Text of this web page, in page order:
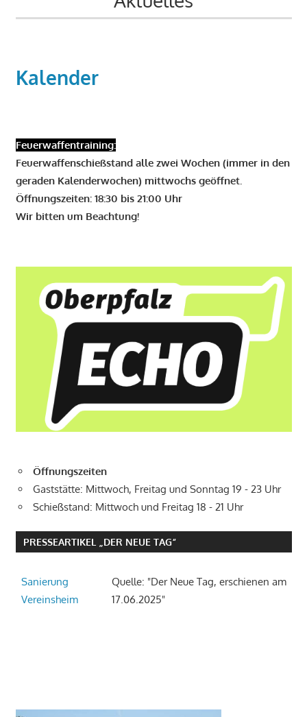
Kalender
Feuerwaffentraining:
Feuerwaffenschießstand alle zwei Wochen (immer in den
geraden Kalenderwochen) mittwochs geöffnet.
Öffnungszeiten: 18:30 bis 21:00 Uhr
Wir bitten um Beachtung!
Öffnungszeiten
Gaststätte: Mittwoch, Freitag und Sonntag 19 - 23 Uhr
Schießstand: Mittwoch und Freitag 18 - 21 Uhr
PRESSEARTIKEL „DER NEUE TAG“
Sanierung
Vereinsheim
Quelle: "Der Neue Tag, erschienen am
17.06.2025"